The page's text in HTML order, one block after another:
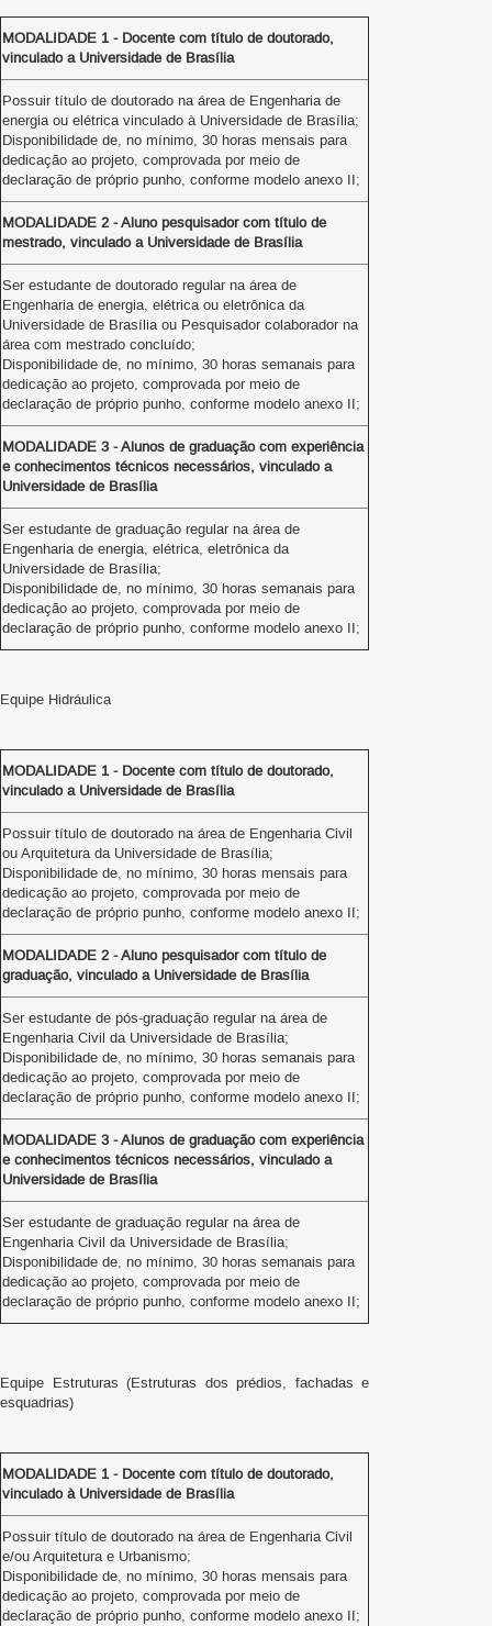
MODALIDADE 1 - Docente com título de doutorado,
vinculado a Universidade de Brasília
Possuir título de doutorado na área de Engenharia de
energia ou elétrica vinculado à Universidade de Brasília;
Disponibilidade de, no mínimo, 30 horas mensais para
dedicação ao projeto, comprovada por meio de
declaração de próprio punho, conforme modelo anexo II;
MODALIDADE 2 - Aluno pesquisador com título de
mestrado, vinculado a Universidade de Brasília
Ser estudante de doutorado regular na área de
Engenharia de energia, elétrica ou eletrônica da
Universidade de Brasília ou Pesquisador colaborador na
área com mestrado concluído;
Disponibilidade de, no mínimo, 30 horas semanais para
dedicação ao projeto, comprovada por meio de
declaração de próprio punho, conforme modelo anexo II;
MODALIDADE 3 - Alunos de graduação com experiência
e conhecimentos técnicos necessários, vinculado a
Universidade de Brasília
Ser estudante de graduação regular na área de
Engenharia de energia, elétrica, eletrônica da
Universidade de Brasília;
Disponibilidade de, no mínimo, 30 horas semanais para
dedicação ao projeto, comprovada por meio de
declaração de próprio punho, conforme modelo anexo II;
Equipe Hidráulica
MODALIDADE 1 - Docente com título de doutorado,
vinculado a Universidade de Brasília
Possuir título de doutorado na área de Engenharia Civil
ou Arquitetura da Universidade de Brasília;
Disponibilidade de, no mínimo, 30 horas mensais para
dedicação ao projeto, comprovada por meio de
declaração de próprio punho, conforme modelo anexo II;
MODALIDADE 2 - Aluno pesquisador com título de
graduação, vinculado a Universidade de Brasília
Ser estudante de pós-graduação regular na área de
Engenharia Civil da Universidade de Brasília;
Disponibilidade de, no mínimo, 30 horas semanais para
dedicação ao projeto, comprovada por meio de
declaração de próprio punho, conforme modelo anexo II;
MODALIDADE 3 - Alunos de graduação com experiência
e conhecimentos técnicos necessários, vinculado a
Universidade de Brasília
Ser estudante de graduação regular na área de
Engenharia Civil da Universidade de Brasília;
Disponibilidade de, no mínimo, 30 horas semanais para
dedicação ao projeto, comprovada por meio de
declaração de próprio punho, conforme modelo anexo II;
Equipe Estruturas (Estruturas dos prédios, fachadas e
esquadrias)
MODALIDADE 1 - Docente com título de doutorado,
vinculado à Universidade de Brasília
Possuir título de doutorado na área de Engenharia Civil
e/ou Arquitetura e Urbanismo;
Disponibilidade de, no mínimo, 30 horas mensais para
dedicação ao projeto, comprovada por meio de
declaração de próprio punho, conforme modelo anexo II;